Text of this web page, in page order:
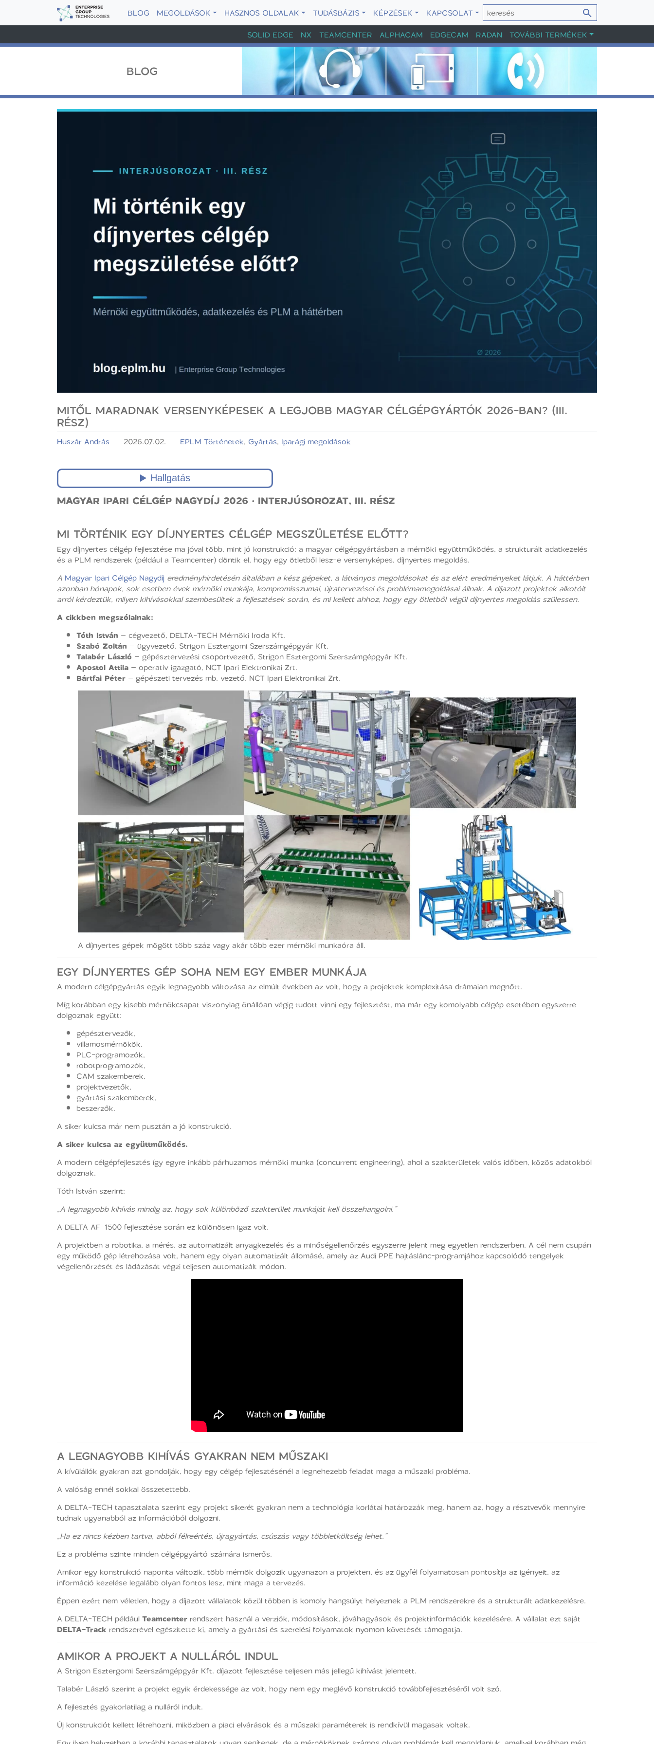
BLOG MEGOLDÁSOK HASZNOS OLDALAK TUDÁSBÁZIS KÉPZÉSEK
KAPCSOLAT
SOLID EDGE
NX TEAMCENTER ALPHACAM EDGECAM RADAN TOVÁBBI TERMÉKEK
BLOG
MITŐL MARADNAK VERSENYKÉPESEK A LEGJOBB MAGYAR CÉLGÉPGYÁRTÓK 2026-BAN? (III.
RÉSZ)
Huszár András 2026.07.02. EPLM Történetek, Gyártás, Iparági megoldások
MAGYAR IPARI CÉLGÉP NAGYDÍJ 2026 · INTERJÚSOROZAT, III. RÉSZ
MI TÖRTÉNIK EGY DÍJNYERTES CÉLGÉP MEGSZÜLETÉSE ELŐTT?
Egy díjnyertes célgép fejlesztése ma jóval több, mint jó konstrukció: a magyar célgépgyártásban a mérnöki együttműködés, a strukturált adatkezelés
és a PLM rendszerek (például a Teamcenter) döntik el, hogy egy ötletből lesz-e versenyképes, díjnyertes megoldás.
A Magyar Ipari Célgép Nagydíj eredményhirdetésén általában a kész gépeket, a látványos megoldásokat és az elért eredményeket látjuk. A háttérben
azonban hónapok, sok esetben évek mérnöki munkája, kompromisszumai, újratervezései és problémamegoldásai állnak. A díjazott projektek alkotóit
arról kérdeztük, milyen kihívásokkal szembesültek a fejlesztések során, és mi kellett ahhoz, hogy egy ötletből végül díjnyertes megoldás szülessen.
A cikkben megszólalnak:
Tóth István – cégvezető, DELTA-TECH Mérnöki Iroda Kft.
Szabó Zoltán – ügyvezető, Strigon Esztergomi Szerszámgépgyár Kft.
Talabér László – gépésztervezési csoportvezető, Strigon Esztergomi Szerszámgépgyár Kft.
Apostol Attila – operatív igazgató, NCT Ipari Elektronikai Zrt.
Bártfai Péter – gépészeti tervezés mb. vezető, NCT Ipari Elektronikai Zrt.
A díjnyertes gépek mögött több száz vagy akár több ezer mérnöki munkaóra áll.
EGY DÍJNYERTES GÉP SOHA NEM EGY EMBER MUNKÁJA
A modern célgépgyártás egyik legnagyobb változása az elmúlt években az volt, hogy a projektek komplexitása drámaian megnőtt.
Míg korábban egy kisebb mérnökcsapat viszonylag önállóan végig tudott vinni egy fejlesztést, ma már egy komolyabb célgép esetében egyszerre
dolgoznak együtt:
gépésztervezők,
villamosmérnökök,
PLC-programozók,
robotprogramozók,
CAM szakemberek,
projektvezetők,
gyártási szakemberek,
beszerzők.
A siker kulcsa már nem pusztán a jó konstrukció.
A siker kulcsa az együttműködés.
A modern célgépfejlesztés így egyre inkább párhuzamos mérnöki munka (concurrent engineering), ahol a szakterületek valós időben, közös adatokból
dolgoznak.
Tóth István szerint:
„A legnagyobb kihívás mindig az, hogy sok különböző szakterület munkáját kell összehangolni.”
A DELTA AF-1500 fejlesztése során ez különösen igaz volt.
A projektben a robotika, a mérés, az automatizált anyagkezelés és a minőségellenőrzés egyszerre jelent meg egyetlen rendszerben. A cél nem csupán
egy működő gép létrehozása volt, hanem egy olyan automatizált állomásé, amely az Audi PPE hajtáslánc-programjához kapcsolódó tengelyek
végellenőrzését és ládázását végzi teljesen automatizált módon.
A LEGNAGYOBB KIHÍVÁS GYAKRAN NEM MŰSZAKI
A kívülállók gyakran azt gondolják, hogy egy célgép fejlesztésénél a legnehezebb feladat maga a műszaki probléma.
A valóság ennél sokkal összetettebb.
A DELTA-TECH tapasztalata szerint egy projekt sikerét gyakran nem a technológia korlátai határozzák meg, hanem az, hogy a résztvevők mennyire
tudnak ugyanabból az információból dolgozni.
„Ha ez nincs kézben tartva, abból félreértés, újragyártás, csúszás vagy többletköltség lehet.”
Ez a probléma szinte minden célgépgyártó számára ismerős.
Amikor egy konstrukció naponta változik, több mérnök dolgozik ugyanazon a projekten, és az ügyfél folyamatosan pontosítja az igényeit, az
információ kezelése legalább olyan fontos lesz, mint maga a tervezés.
Éppen ezért nem véletlen, hogy a díjazott vállalatok közül többen is komoly hangsúlyt helyeznek a PLM rendszerekre és a strukturált adatkezelésre.
A DELTA-TECH példáulTeamcenter rendszert használ a verziók, módosítások, jóváhagyások és projektinformációk kezelésére. A vállalat ezt saját
DELTA-Track rendszerével egészítette ki, amely a gyártási és szerelési folyamatok nyomon követését támogatja.
AMIKOR A PROJEKT A NULLÁRÓL INDUL
A Strigon Esztergomi Szerszámgépgyár Kft. díjazott fejlesztése teljesen más jellegű kihívást jelentett.
Talabér László szerint a projekt egyik érdekessége az volt, hogy nem egy meglévő konstrukció továbbfejlesztéséről volt szó.
A fejlesztés gyakorlatilag a nulláról indult.
Új konstrukciót kellett létrehozni, miközben a piaci elvárások és a műszaki paraméterek is rendkívül magasak voltak.